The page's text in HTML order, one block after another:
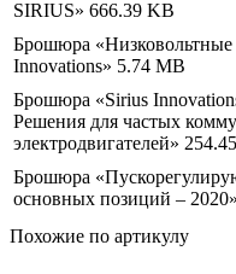
SIRIUS» 666.39 KB
Брошюра
Innovations» 5.74 MB
Брошюра «Sirius
Решения для частых
электродвигателей»
Брошюра
основных позиций – 2020»
Похожие по артикулу